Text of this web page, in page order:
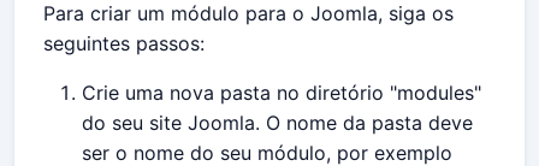
Para criar um módulo para o Joomla, siga os
seguintes passos:
Crie uma nova pasta no diretório "modules"
do seu site Joomla. O nome da pasta deve
ser o nome do seu módulo, por exemplo